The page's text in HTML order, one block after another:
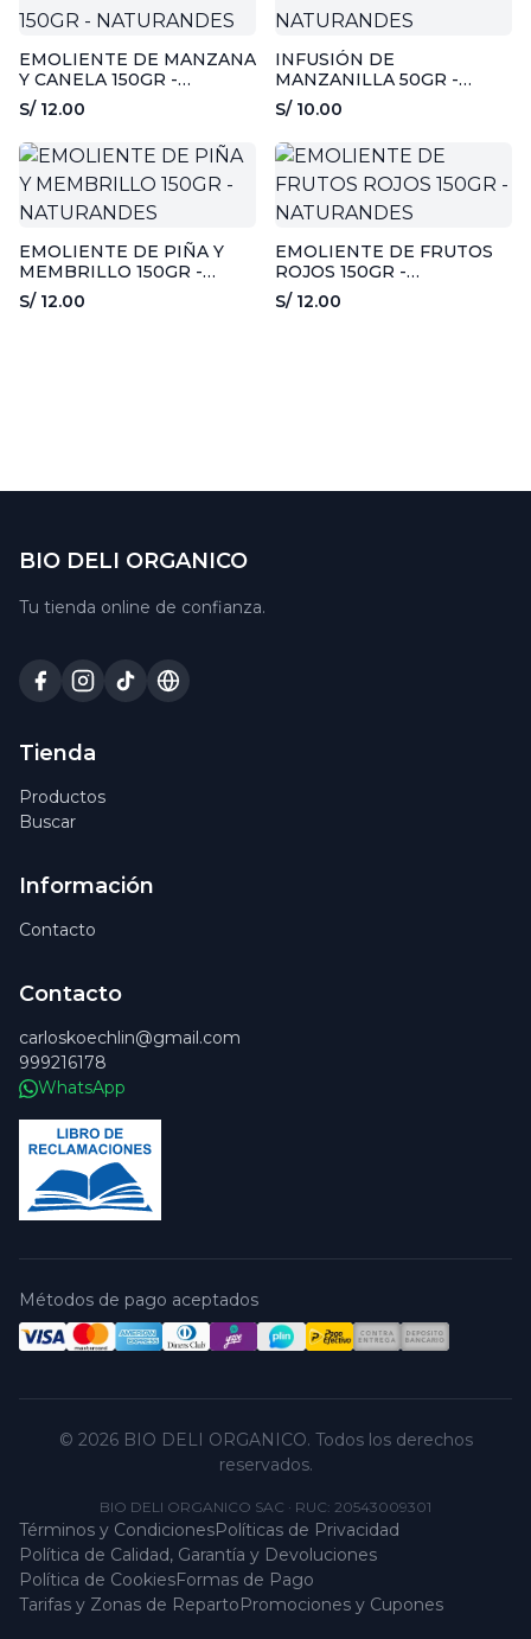
EMOLIENTE DE MANZANA
Y CANELA 150GR -
NATURANDES
S/ 12.00
INFUSIÓN DE
MANZANILLA 50GR -
NATURANDES
S/ 10.00
EMOLIENTE DE PIÑA Y
MEMBRILLO 150GR -
NATURANDES
S/ 12.00
EMOLIENTE DE FRUTOS
ROJOS 150GR -
NATURANDES
S/ 12.00
BIO DELI ORGANICO
Tu tienda online de confianza.
Tienda
Productos
Buscar
Información
Contacto
Contacto
carloskoechlin@gmail.com
999216178
WhatsApp
Métodos de pago aceptados
© 2026 BIO DELI ORGANICO. Todos los derechos
reservados.
BIO DELI ORGANICO SAC · RUC: 20543009301
Términos y CondicionesPolíticas de Privacidad
Política de Calidad, Garantía y Devoluciones
Política de CookiesFormas de Pago
Tarifas y Zonas de RepartoPromociones y Cupones